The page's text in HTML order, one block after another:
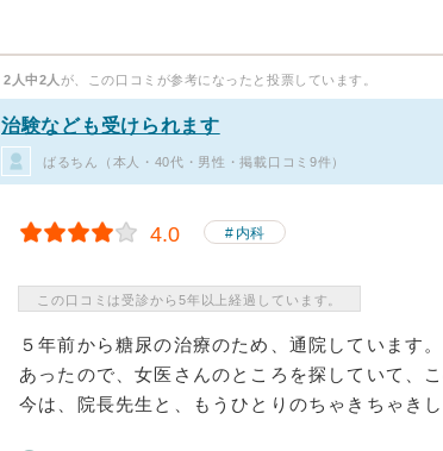
2人中2人 が、この口コミが参考になったと投票しています。
治験なども受けられます
ばるちん（本人・40代・男性・掲載口コミ9件）
4.0 内科
この口コミは受診から5年以上経過しています。
５年前から糖尿の治療のため、通院しています
あったので、女医さんのところを探していて、
今は、院長先生と、もうひとりのちゃきちゃき